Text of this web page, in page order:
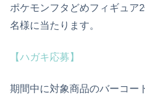
ポケモンフタどめフィギュア
名様に当たります。
【ハガキ応募】
期間中に対象商品のバーコー